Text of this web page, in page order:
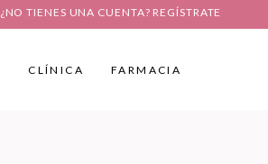
¿NO TIENES UNA CUENTA? REGÍSTRATE
CLÍNICA FARMACIA